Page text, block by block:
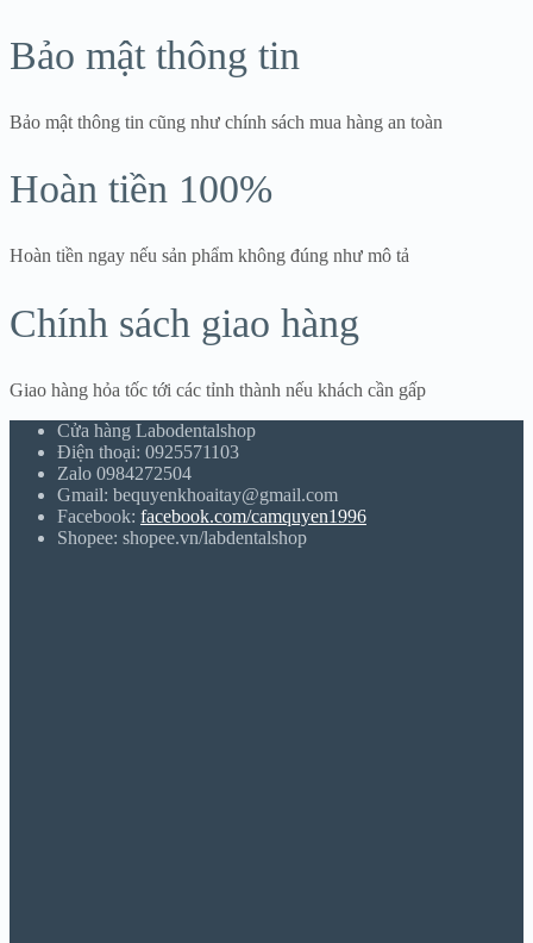
Bảo mật thông tin
Bảo mật thông tin cũng như chính sách mua hàng an toàn
Hoàn tiền 100%
Hoàn tiền ngay nếu sản phẩm không đúng như mô tả
Chính sách giao hàng
Giao hàng hỏa tốc tới các tỉnh thành nếu khách cần gấp
Cửa hàng Labodentalshop
Điện thoại: 0925571103
Zalo 0984272504
Gmail: bequyenkhoaitay@gmail.com
Facebook: facebook.com/camquyen1996
Shopee: shopee.vn/labdentalshop